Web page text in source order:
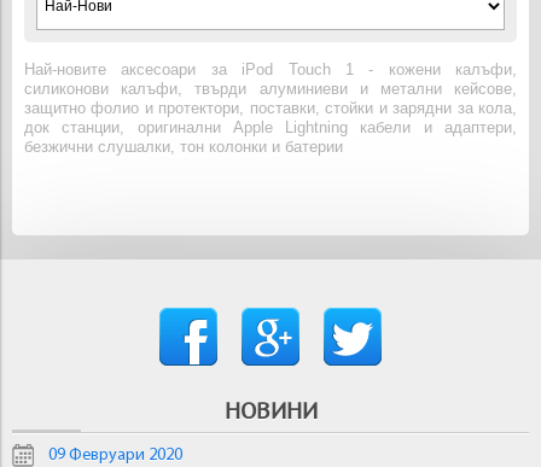
Най-новите аксесоари за iPod Touch 1 - кожени калъфи,
силиконови калъфи, твърди алуминиеви и метални кейсове,
защитно фолио и протектори, поставки, стойки и зарядни за кола,
док станции, оригинални Apple Lightning кабели и адаптери,
безжични слушалки, тон колонки и батерии
НОВИНИ
09 Февруари 2020